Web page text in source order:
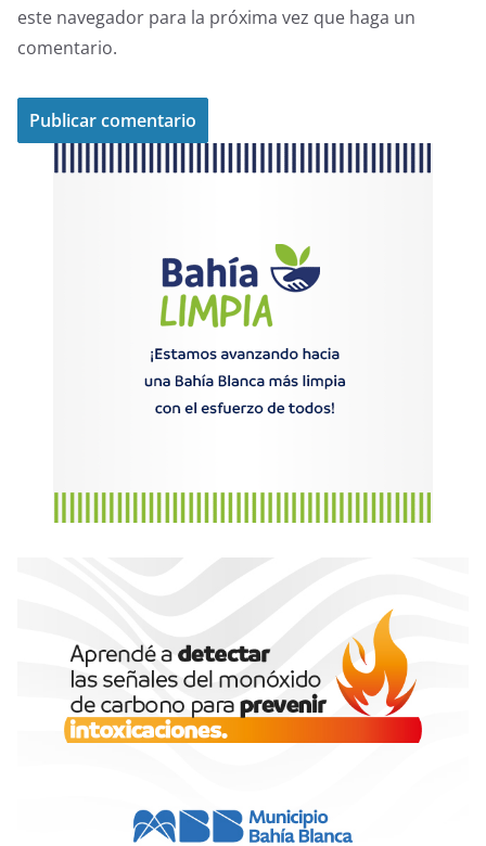
este navegador para la próxima vez que haga un
comentario.